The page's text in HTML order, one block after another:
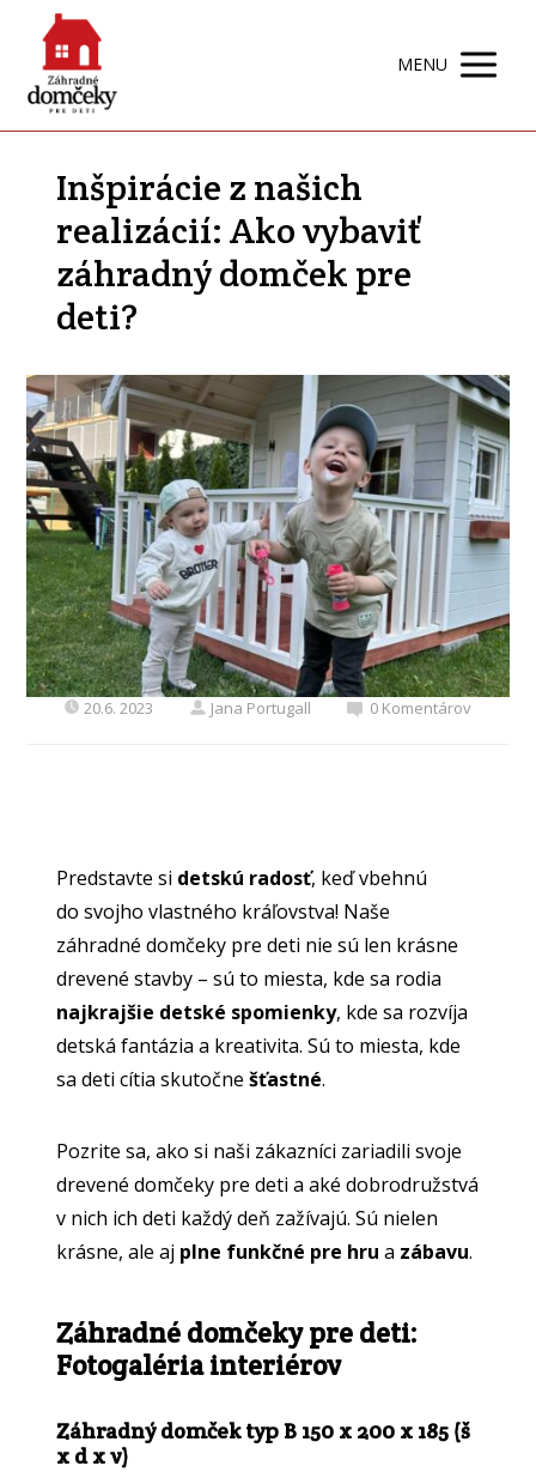
MENU
Inšpirácie z našich
realizácií: Ako vybaviť
záhradný domček pre
deti?
20.6. 2023 Jana Portugall 0 Komentárov
Predstavte si detskú radosť, keď vbehnú
do svojho vlastného kráľovstva! Naše
záhradné domčeky pre deti nie sú len krásne
drevené stavby – sú to miesta, kde sa rodia
najkrajšie detské spomienky, kde sa rozvíja
detská fantázia a kreativita. Sú to miesta, kde
sa deti cítia skutočnešťastné.
Pozrite sa, ako si naši zákazníci zariadili svoje
drevené domčeky pre deti a aké dobrodružstvá
v nich ich deti každý deň zažívajú. Sú nielen
krásne, ale aj plne funkčné pre hru a zábavu.
Záhradné domčeky pre deti:
Fotogaléria interiérov
Záhradný domček typ B 150 x 200 x 185 (š
x d x v)